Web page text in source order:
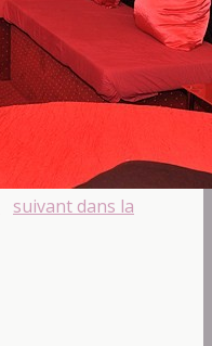
suivant dans la